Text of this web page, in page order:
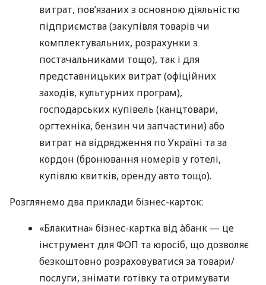
витрат, пов’язаних з основною діяльністю
підприємства (закупівля товарів чи
комплектувальних, розрахунки з
постачальниками тощо), так і для
представницьких витрат (офіційних
заходів, культурних програм),
господарських купівель (канцтовари,
оргтехніка, бензин чи запчастини) або
витрат на відрядження по Україні та за
кордон (бронювання номерів у готелі,
купівлю квитків, оренду авто тощо).
Розглянемо два приклади бізнес-карток:
«Блакитна» бізнес-картка від àбанк — це
інструмент для ФОП та юросіб, що дозволяє
безкоштовно розраховуватися за товари/
послуги, знімати готівку та отримувати